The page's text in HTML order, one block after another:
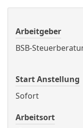
Arbeitgeber
BSB-
Start Anstellung
Sofort
Arbeitsort